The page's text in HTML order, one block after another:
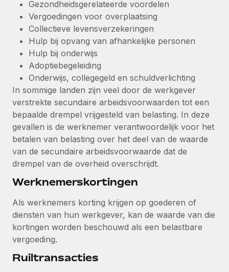
Secundaire arbeidsvoorwaarden
Eenvoudig secundaire arbeidsvoorwaarden
beheren
up op het gebied van gezondheid en welzijn,...
Meer informatie
Productupdates van Remote: Gusto- en Xero-
integraties en Contractor Management Plus
Het blijft de missie van Remote om alle soorten bedrijven
te helpen bij het aannemen, beheren en...
Meer informatie
Hoe Phiture 55 werknemers in 19 landen
beheert met Remote
Phiture, een toonaangevende leider in de wereldwijde
mobiele groeiadviessector, zet zich sinds 2016...
Meer informatie
Gezondheidsgerelateerde voordelen
Vergoedingen voor overplaatsing
Collectieve levensverzekeringen
Hulp bij opvang van afhankelijke personen
Hulp bij onderwijs
Adoptiebegeleiding
Onderwijs, collegegeld en schuldverlichting
In sommige landen zijn veel door de werkgever
verstrekte secundaire arbeidsvoorwaarden tot een
bepaalde drempel vrijgesteld van belasting. In deze
gevallen is de werknemer verantwoordelijk voor het
betalen van belasting over het deel van de waarde
van de secundaire arbeidsvoorwaarde dat de
drempel van de overheid overschrijdt.
Werknemerskortingen
Als werknemers korting krijgen op goederen of
diensten van hun werkgever, kan de waarde van die
kortingen worden beschouwd als een belastbare
vergoeding.
Ruiltransacties